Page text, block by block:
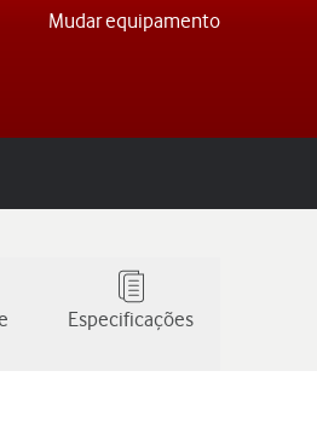
Mudar equipamento
Especificações